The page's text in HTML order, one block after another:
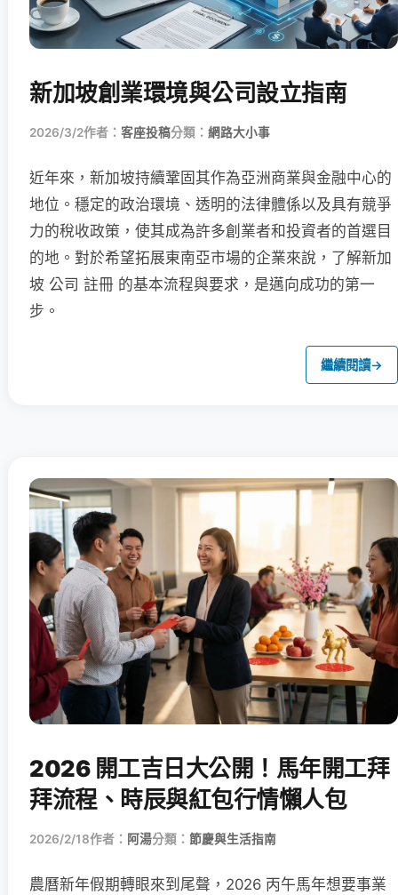
新加坡創業環境與公司設立指南
2026/3/2作者： 客座投稿分類： 網路大小事
近年來，新加坡持續鞏固其作為亞洲商業與金融中心的
地位。穩定的政治環境、透明的法律體係以及具有競爭
力的稅收政策，使其成為許多創業者和投資者的首選目
的地。對於希望拓展東南亞市場的企業來說，了解新加
坡 公司 註冊 的基本流程與要求，是邁向成功的第一
步。
繼續閱讀→
2026 開工吉日大公開！馬年開工拜
拜流程、時辰與紅包行情懶人包
2026/2/18作者： 阿湯分類： 節慶與生活指南
農曆新年假期轉眼來到尾聲，2026 丙午馬年想要事業